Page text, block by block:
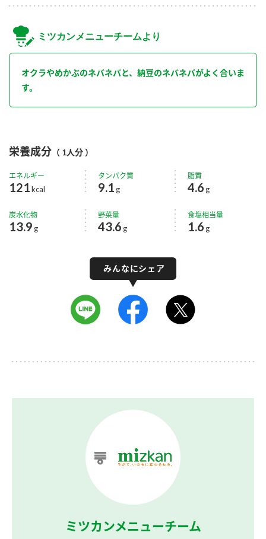
ミツカンメニューチームより
オクラやめかぶのネバネバと、納豆のネバネバがよく合いま
す。
栄養成分 （ 1人分 ）
エネルギー
121kcal
タンパク質
9.1 g
脂質
4.6 g
炭水化物
13.9 g
野菜量
43.6 g
食塩相当量
1.6 g
ミツカンメニューチーム